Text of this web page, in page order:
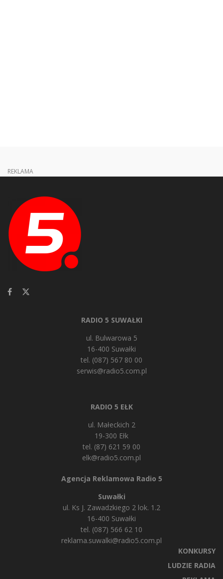
REKLAMA
RADIO 5 SUWAŁKI
ul. Bulwarowa 5
16-400 Suwałki
tel. (087) 567 80 00
serwis@radio5.com.pl
RADIO 5 EŁK
ul. Małeckich 2
19-300 Ełk
tel. (87) 621 59 00
elk@radio5.com.pl
Agencja Reklamowa Radio 5
Suwałki
ul. Ks J. Zawadzkiego 2 lok. 1.2
16-400 Suwałki
tel. (087) 566 62 10
reklama.suwalki@radio5.com.pl
KONKURSY
LUDZIE RADIA